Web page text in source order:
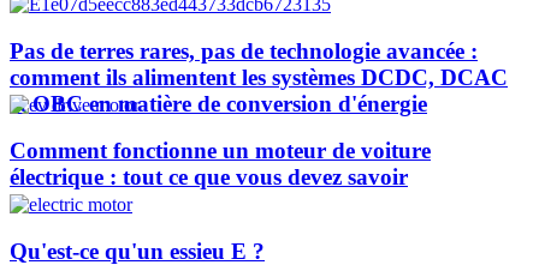
Pas de terres rares, pas de technologie avancée :
comment ils alimentent les systèmes DCDC, DCAC
et OBC en matière de conversion d'énergie
Comment fonctionne un moteur de voiture
électrique : tout ce que vous devez savoir
Qu'est-ce qu'un essieu E ?